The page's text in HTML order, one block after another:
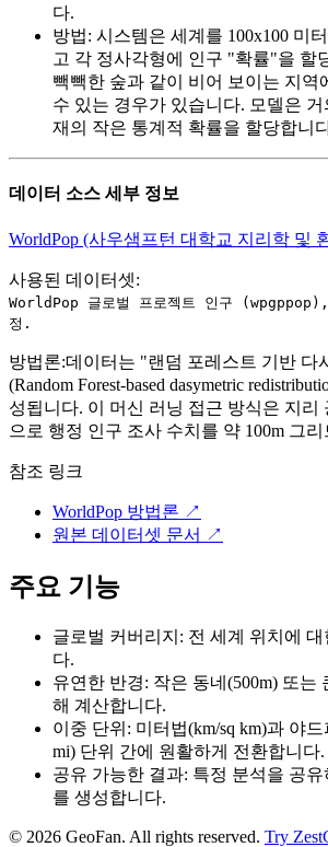
다.
방법: 시스템은 세계를 100x100 미
고 각 정사각형에 인구 "확률"을 할
빽빽한 숲과 같이 비어 보이는 지역
수 있는 경우가 있습니다. 모델은
재의 작은 통계적 확률을 할당합니
데이터 소스 세부 정보
WorldPop (사우샘프턴 대학교 지리학 및
사용된 데이터셋:
WorldPop 글로벌 프로젝트 인구
정.
방법론:데이터는 "랜덤 포레스트 기반 다
(Random Forest-based dasymetric
성됩니다. 이 머신 러닝 접근 방식은 지리
으로 행정 인구 조사 수치를 약 100m 그
참조 링크
WorldPop 방법론 ↗
원본 데이터셋 문서 ↗
주요 기능
글로벌 커버리지: 전 세계 위치에 대
다.
유연한 반경: 작은 동네(500m) 또는
해 계산합니다.
이중 단위: 미터법(km/sq km)과 야드
mi) 단위 간에 원활하게 전환합니다.
공유 가능한 결과: 특정 분석을 공
를 생성합니다.
© 2026 GeoFan. All rights reserved. Try